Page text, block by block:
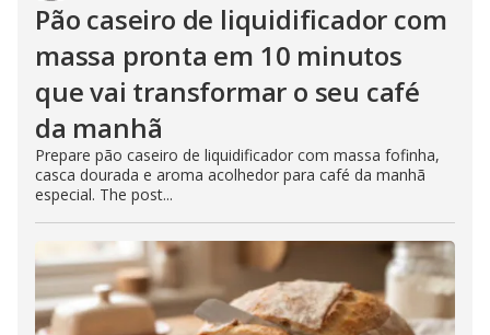
Pão caseiro de liquidificador com
massa pronta em 10 minutos
que vai transformar o seu café
da manhã
Prepare pão caseiro de liquidificador com massa fofinha,
casca dourada e aroma acolhedor para café da manhã
especial. The post...